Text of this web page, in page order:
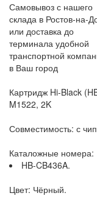
Самовывоз с нашего
склада в Ростов-на-
или доставка до
терминала удобной
транспортной
в Ваш город
Картридж Hi-Black
M1522, 2K
Совместимость: с
Каталожные номера:
HB-CB436A.
Цвет: Чёрный.